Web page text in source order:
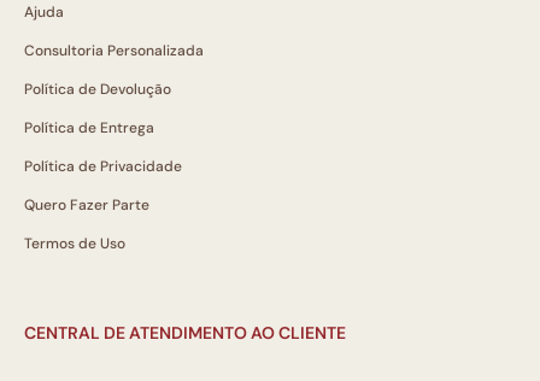
Ajuda
Consultoria Personalizada
Política de Devolução
Política de Entrega
Política de Privacidade
Quero Fazer Parte
Termos de Uso
CENTRAL DE ATENDIMENTO AO CLIENTE